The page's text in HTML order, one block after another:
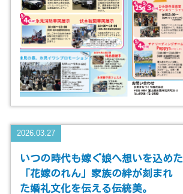
2026.03.27
いつの時代も嫁ぐ娘へ想いを込めた
「花嫁のれん」家族の絆が刻まれ
た婚礼文化を伝える伝統美。